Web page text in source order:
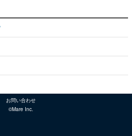
お問い合わせ
©Mare Inc.